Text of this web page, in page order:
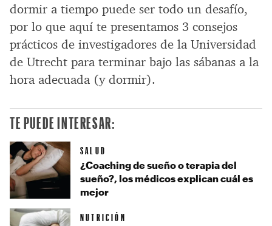
dormir a tiempo puede ser todo un desafío,
por lo que aquí te presentamos 3 consejos
prácticos de investigadores de la Universidad
de Utrecht para terminar bajo las sábanas a la
hora adecuada (y dormir).
TE PUEDE INTERESAR:
SALUD
¿Coaching de sueño o terapia del
sueño?, los médicos explican cuál es
mejor
NUTRICIÓN